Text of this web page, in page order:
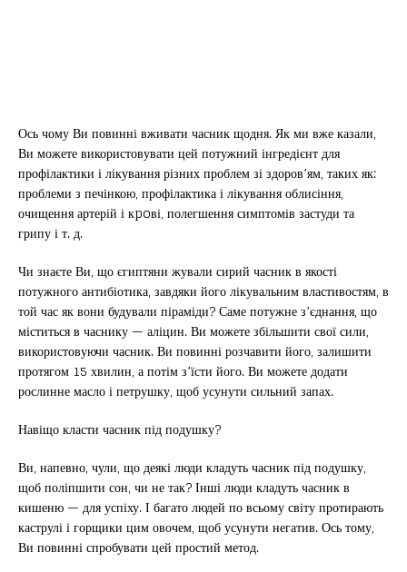
Ось чому Ви повинні вживати часник щодня. Як ми вже казали,
Ви можете використовувати цей потужний інгредієнт для
профілактики і лікування різних проблем зі здоров’ям, таких як:
проблеми з печінкою, профілактика і лікування облисіння,
очищення артерій і кpoві, полегшення симптомів застуди та
грипу і т. д.
Чи знаєте Ви, що єгиптяни жували сирий часник в якості
потужного антибіотика, завдяки його лікувальним властивостям, в
той час як вони будували піраміди? Саме потужне з’єднання, що
міститься в часнику — аліцин. Ви можете збільшити свої сили,
використовуючи часник. Ви повинні розчавити його, залишити
протягом 15 хвилин, а потім з’їсти його. Ви можете додати
рослинне масло і петрушку, щоб усунути сильний запах.
Навіщо класти часник під подушку?
Ви, напевно, чули, що деякі люди кладуть часник під подушку,
щоб поліпшити сон, чи не так? Інші люди кладуть часник в
кишеню — для успіху. І багато людей по всьому світу протирають
каструлі і горщики цим овочем, щоб усунути негатив. Ось тому,
Ви повинні спробувати цей простий метод.